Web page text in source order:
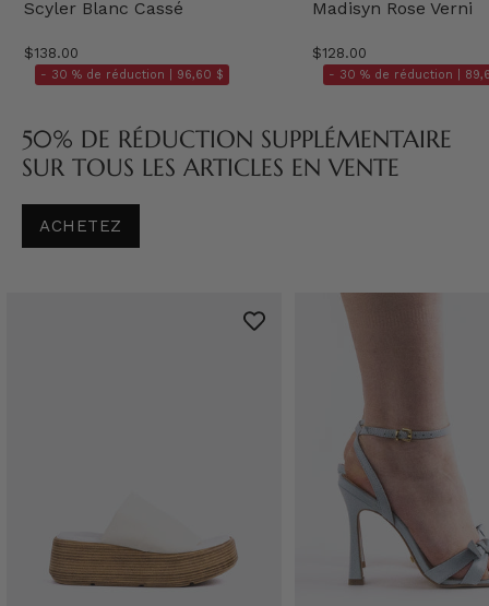
Scyler Blanc Cassé
$138.00
- 30 % de réduction | 96,60 $
Madisyn Rose Verni
$128.00
- 30 % de réduction |
50% DE RÉDUCTION SUPPLÉMENTAIRE
SUR TOUS LES ARTICLES EN VENTE
ACHETEZ